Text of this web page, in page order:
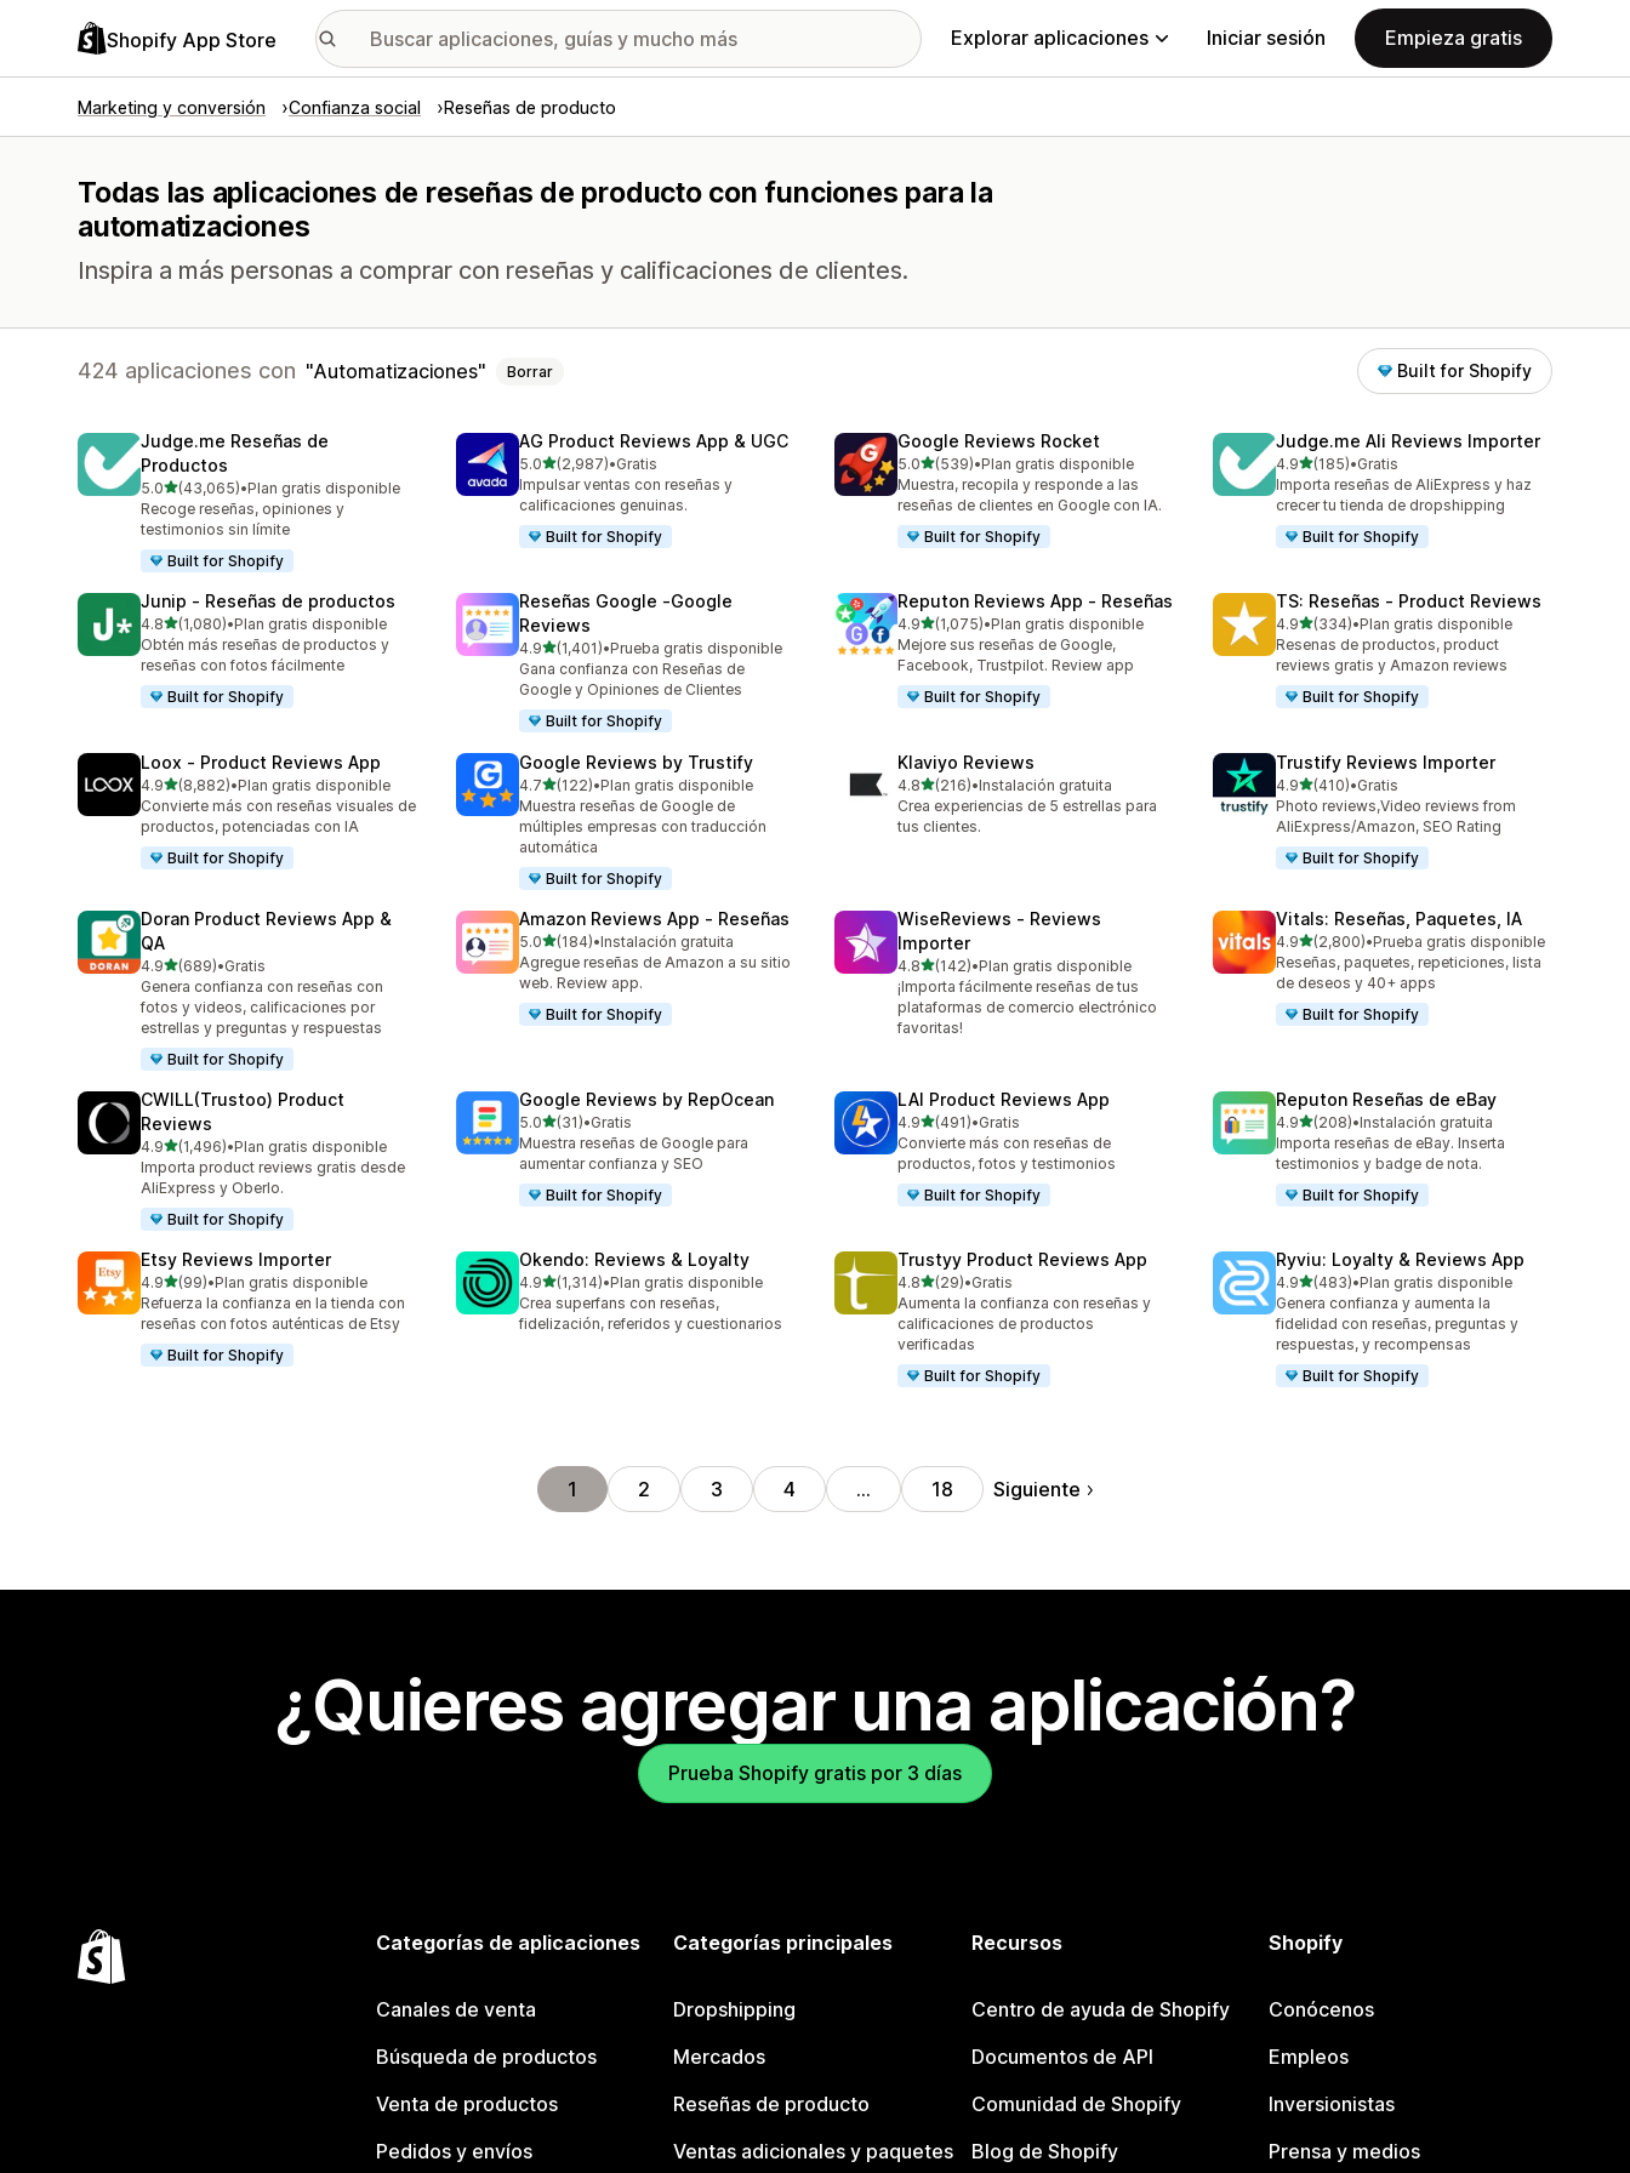
Shopify App Store Explorar aplicaciones Iniciar sesión Empieza gratis
Marketing y conversión Confianza social Reseñas de producto
Todas las aplicaciones de reseñas de producto con funciones para la
automatizaciones
Inspira a más personas a comprar con reseñas y calificaciones de clientes.
424 aplicaciones con Automatizaciones Borrar Built for Shopify
Judge.me Reseñas de
Productos
5.0de 5 estrellas
(43,065)
43065 reseñas en total
•Plan gratis disponible
Recoge reseñas, opiniones y
testimonios sin límite
Built for Shopify
AG Product Reviews App & UGC
5.0de 5 estrellas
(2,987)
2987 reseñas en total
•Gratis
Impulsar ventas con reseñas y
calificaciones genuinas.
Built for Shopify
Google Reviews Rocket
5.0de 5 estrellas
(539)
539 reseñas en total
•Plan gratis disponible
Muestra, recopila y responde a las
reseñas de clientes en Google con IA.
Built for Shopify
Judge.me Ali Reviews Importer
4.9de 5 estrellas
(185)
185 reseñas en total
•Gratis
Importa reseñas de AliExpress y haz
crecer tu tienda de dropshipping
Built for Shopify
Junip ‑ Reseñas de productos
4.8de 5 estrellas
(1,080)
1080 reseñas en total
•Plan gratis disponible
Obtén más reseñas de productos y
reseñas con fotos fácilmente
Built for Shopify
Reseñas Google ‑Google
Reviews
4.9de 5 estrellas
(1,401)
1401 reseñas en total
•Prueba gratis disponible
Gana confianza con Reseñas de
Google y Opiniones de Clientes
Built for Shopify
Reputon Reviews App ‑ Reseñas
4.9de 5 estrellas
(1,075)
1075 reseñas en total
•Plan gratis disponible
Mejore sus reseñas de Google,
Facebook, Trustpilot. Review app
Built for Shopify
TS: Reseñas ‑ Product Reviews
4.9de 5 estrellas
(334)
334 reseñas en total
•Plan gratis disponible
Resenas de productos, product
reviews gratis y Amazon reviews
Built for Shopify
Loox ‑ Product Reviews App
4.9de 5 estrellas
(8,882)
8882 reseñas en total
•Plan gratis disponible
Convierte más con reseñas visuales de
productos, potenciadas con IA
Built for Shopify
Google Reviews by Trustify
4.7de 5 estrellas
(122)
122 reseñas en total
•Plan gratis disponible
Muestra reseñas de Google de
múltiples empresas con traducción
automática
Built for Shopify
Klaviyo Reviews
4.8de 5 estrellas
(216)
216 reseñas en total
•Instalación gratuita
Crea experiencias de 5 estrellas para
tus clientes.
Trustify Reviews Importer
4.9de 5 estrellas
(410)
410 reseñas en total
•Gratis
Photo reviews,Video reviews from
AliExpress/Amazon, SEO Rating
Built for Shopify
Doran Product Reviews App &
QA
4.9de 5 estrellas
(689)
689 reseñas en total
•Gratis
Genera confianza con reseñas con
fotos y videos, calificaciones por
estrellas y preguntas y respuestas
Built for Shopify
Amazon Reviews App ‑ Reseñas
5.0de 5 estrellas
(184)
184 reseñas en total
•Instalación gratuita
Agregue reseñas de Amazon a su sitio
web. Review app.
Built for Shopify
WiseReviews ‑ Reviews
Importer
4.8de 5 estrellas
(142)
142 reseñas en total
•Plan gratis disponible
¡Importa fácilmente reseñas de tus
plataformas de comercio electrónico
favoritas!
Vitals: Reseñas, Paquetes, IA
4.9de 5 estrellas
(2,800)
2800 reseñas en total
•Prueba gratis disponible
Reseñas, paquetes, repeticiones, lista
de deseos y 40+ apps
Built for Shopify
CWILL(Trustoo) Product
Reviews
4.9de 5 estrellas
(1,496)
1496 reseñas en total
•Plan gratis disponible
Importa product reviews gratis desde
AliExpress y Oberlo.
Built for Shopify
Google Reviews by RepOcean
5.0de 5 estrellas
(31)
31 reseñas en total
•Gratis
Muestra reseñas de Google para
aumentar confianza y SEO
Built for Shopify
LAI Product Reviews App
4.9de 5 estrellas
(491)
491 reseñas en total
•Gratis
Convierte más con reseñas de
productos, fotos y testimonios
Built for Shopify
Reputon Reseñas de eBay
4.9de 5 estrellas
(208)
208 reseñas en total
•Instalación gratuita
Importa reseñas de eBay. Inserta
testimonios y badge de nota.
Built for Shopify
Etsy Reviews Importer
4.9de 5 estrellas
(99)
99 reseñas en total
•Plan gratis disponible
Refuerza la confianza en la tienda con
reseñas con fotos auténticas de Etsy
Built for Shopify
Okendo: Reviews & Loyalty
4.9de 5 estrellas
(1,314)
1314 reseñas en total
•Plan gratis disponible
Crea superfans con reseñas,
fidelización, referidos y cuestionarios
Trustyy Product Reviews App
4.8de 5 estrellas
(29)
29 reseñas en total
•Gratis
Aumenta la confianza con reseñas y
calificaciones de productos
verificadas
Built for Shopify
Ryviu: Loyalty & Reviews App
4.9de 5 estrellas
(483)
483 reseñas en total
•Plan gratis disponible
Genera confianza y aumenta la
fidelidad con reseñas, preguntas y
respuestas, y recompensas
Built for Shopify
1 2 3 4 … 18 Siguiente
¿Quieres agregar una aplicación?
Prueba Shopify gratis por 3 días
Categorías de aplicaciones
Canales de venta
Búsqueda de productos
Venta de productos
Pedidos y envíos
Categorías principales
Dropshipping
Mercados
Reseñas de producto
Ventas adicionales y paquetes
Recursos
Centro de ayuda de Shopify
Documentos de API
Comunidad de Shopify
Blog de Shopify
Shopify
Conócenos
Empleos
Inversionistas
Prensa y medios